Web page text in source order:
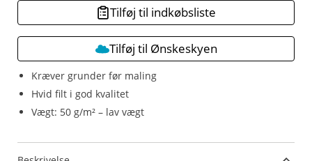
Kræver grunder før maling
Hvid filt i god kvalitet
Vægt: 50 g/m² – lav vægt
Tilføj til indkøbsliste
Tilføj til Ønskeskyen